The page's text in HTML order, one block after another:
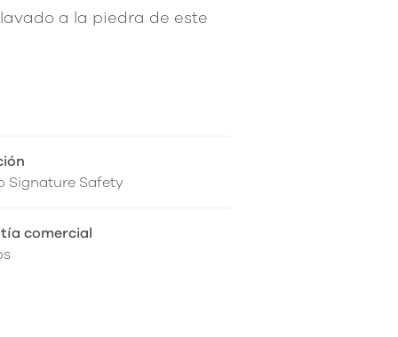
a la piedra de este
Signature Safety
comercial